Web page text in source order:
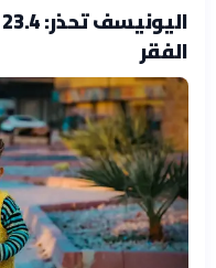
الفقر